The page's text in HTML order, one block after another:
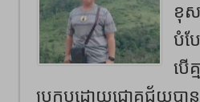
ខុស
បំប
បើ
ប្រកបដោយជោគជ័យបាន